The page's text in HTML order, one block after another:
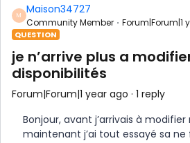
M Maison34727
Community Member Forum|Forum|1
QUESTION
je n’arrive plus a
disponibilités
Forum|Forum|1 year ago 1 reply
Bonjour, avant j’arrivais à
maintenant j’ai tout essayé sa